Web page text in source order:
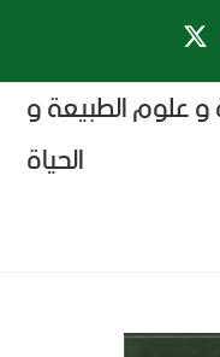
و علوم الطبيعة و
الحياة